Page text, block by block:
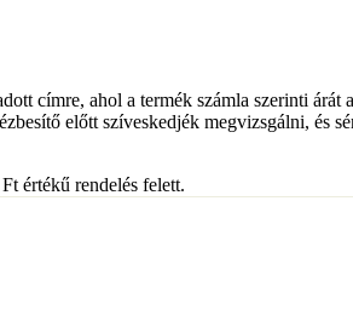
címre, ahol a termék számla szerinti
előtt szíveskedjék megvizsgálni,
Ft értékű rendelés felett.